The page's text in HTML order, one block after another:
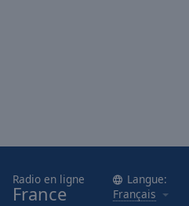
Radio en ligne
France
Langue:
Français